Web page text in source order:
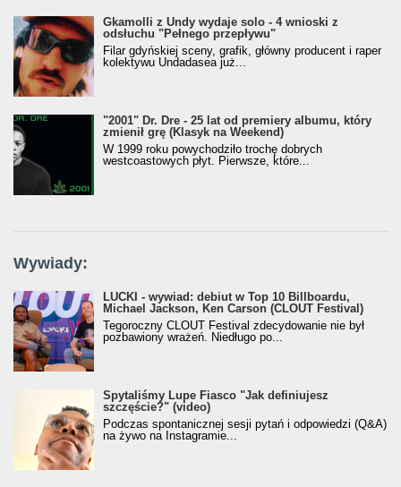
Gkamolli z Undy wydaje solo - 4 wnioski z
odsłuchu "Pełnego przepływu"
Filar gdyńskiej sceny, grafik, główny producent i raper
kolektywu Undadasea już...
"2001" Dr. Dre - 25 lat od premiery albumu, który
zmienił grę (Klasyk na Weekend)
W 1999 roku powychodziło trochę dobrych
westcoastowych płyt. Pierwsze, które...
Wywiady:
LUCKI - wywiad: debiut w Top 10 Billboardu,
Michael Jackson, Ken Carson (CLOUT Festival)
Tegoroczny CLOUT Festival zdecydowanie nie był
pozbawiony wrażeń. Niedługo po...
Spytaliśmy Lupe Fiasco "Jak definiujesz
szczęście?" (video)
Podczas spontanicznej sesji pytań i odpowiedzi (Q&A)
na żywo na Instagramie...